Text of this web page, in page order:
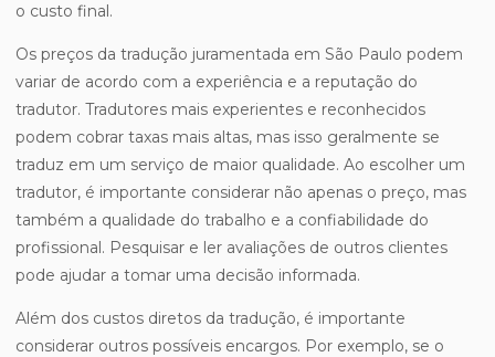
o custo final.
Os preços da tradução juramentada em São Paulo podem
variar de acordo com a experiência e a reputação do
tradutor. Tradutores mais experientes e reconhecidos
podem cobrar taxas mais altas, mas isso geralmente se
traduz em um serviço de maior qualidade. Ao escolher um
tradutor, é importante considerar não apenas o preço, mas
também a qualidade do trabalho e a confiabilidade do
profissional. Pesquisar e ler avaliações de outros clientes
pode ajudar a tomar uma decisão informada.
Além dos custos diretos da tradução, é importante
considerar outros possíveis encargos. Por exemplo, se o